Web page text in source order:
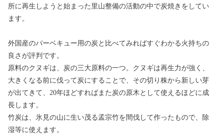
所に再生しようと始まった里山整備の活動の中で炭焼きをしてい
ます。
外国産のバーベキュー用の炭と比べてみればすぐわかる火持ちの
良さが評判です。
原料のクヌギは、炭の三大原料の一つ。クヌギは再生力が強く、
大きくなる前に伐って炭にすることで、その切り株から新しい芽
が出てきて、20年ほどすればまた炭の原木として使えるほどに成
長します。
竹炭は、氷見の山に生い茂る孟宗竹を間伐して作ったもので、除
湿等に使えます。